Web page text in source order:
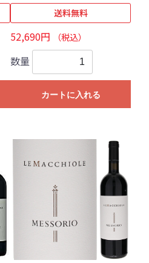
送料無料
52,690円 （税込）
数量
カートに入れる